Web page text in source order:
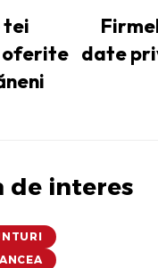
tei
oferite date
de interes